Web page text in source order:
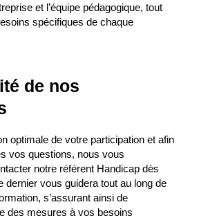
et l’équipe pédagogique, tout
spécifiques de chaque
de nos
optimale de votre participation et afin
vos questions, nous vous
notre référent Handicap dès
dernier vous guidera tout au long de
s’assurant ainsi de
des mesures à vos besoins